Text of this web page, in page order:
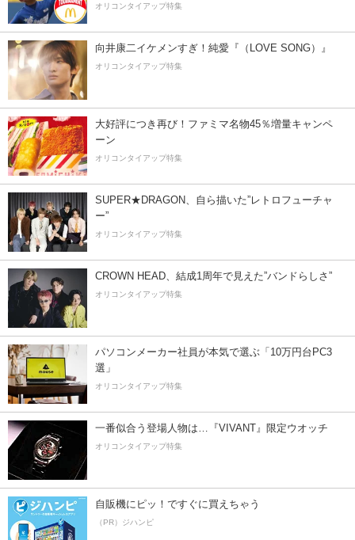
オリコンタイアップ特集
向井康二イケメンすぎ！純愛『（LOVE SONG）』
オリコンタイアップ特集
大好評につき再び！ファミマ名物45％増量キャンペ
ーン
オリコンタイアップ特集
SUPER★DRAGON、自ら描いた”レトロフューチャ
ー”
オリコンタイアップ特集
CROWN HEAD、結成1周年で見えた”バンドらしさ”
オリコンタイアップ特集
パソコンメーカー社員が本気で選ぶ「10万円台PC3
選」
オリコンタイアップ特集
一番似合う登場人物は…『VIVANT』限定ウオッチ
オリコンタイアップ特集
自販機にピッ！ですぐに買えちゃう
（PR）ジハンピ